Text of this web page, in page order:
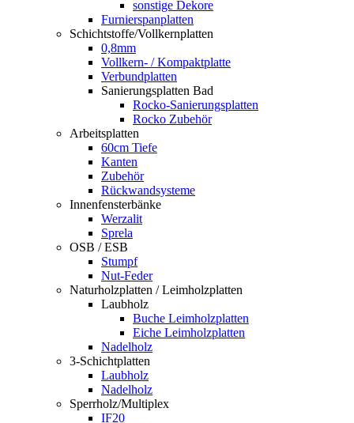
sonstige Dekore
Furnierspanplatten
Schichtstoffe/Vollkernplatten
0,8mm
Vollkern- / Kompaktplatte
Verbundplatten
Sanierungsplatten Bad
Rocko-Sanierungsplatten
Rocko Zubehör
Arbeitsplatten
60cm Tiefe
Kanten
Zubehör
Rückwandsysteme
Innenfensterbänke
Werzalit
Sprela
OSB / ESB
Stumpf
Nut-Feder
Naturholzplatten / Leimholzplatten
Laubholz
Buche Leimholzplatten
Eiche Leimholzplatten
Nadelholz
3-Schichtplatten
Laubholz
Nadelholz
Sperrholz/Multiplex
IF20